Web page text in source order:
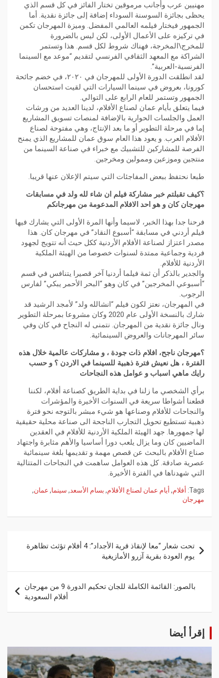
مهنيين عرب وأجانب مرموقين تختار الفائز في كل قسم الذي
يحظى بجائزة السوسنة السوداء إضافة إلى جائزة نقدية. أما
الجمهور فيختار فيلمه العالمي المفضل. وميزة المهرجان تكمن
في تركيزه على الأعمال الأولى، لكن ليس بالضرورة
للمخرج\المخرجة، فهناك شروط لكل قسم. هذا وتستمر
الشراكة مع المعهد الثقافي الفرنسي لتقديم “موعد مع السينما
الفرنسية-العربية”.
لقد انطلقت الدورة الأولى للمهرجان في ٢٠٢٠، في خضم جائحة
كورونا، بعروض في سينما السيارات التي لقيت استحسان
الجمهور وتستمر للعام الرابع على التوالي.
فيما يتعلق بأيام عمان لصناع الأفلام، لدينا العديد من ورشات
العمل والجلسات الحوارية بالإضافة لمنصات تسويق المشاريع
إما في مرحلة التطوير أو ما بعد الإنتاج، وهي مفتوحة لصناع
الأفلام العرب. و يعود هذا العام سوق عمان للمشاريع الذي يمنح
الفرصة للمشاركين للتشبيك مع خبراء في صناعة السينما من
منتجين وموزعين وممولين ومخرجين.
طبعا نحتفظ ببعض المفاجئات التي سيتم الإعلان عنها قريبا.
؟كيف تقبلتم خبر مشاركة فيلم ان شاء لله ولد في مسابقات
مهرجان كان و هو احد الافلام المدعومة من مهرجانكم
فرحنا جدا بهذا الخبر، لاسيما وأنها المرة الأولى التي يشارك فيها
فيلم أردني في مسابقة “أسبوع النقاد” في مهرجان كان. هذا
مصدر اعتزاز لصناعة الأفلام الأردنية ككل حيث أنه تتويج لجهود
فردية وجماعية ممتدة لسنوات خصوصا من الهيئة الملكية
الأردنية للأفلام.
والجدير بالذكر أن ثمة فيلما أردنيا آخر قصيرا يتنافس في قسم
“أسبوعي المخرجين” في كان وهو “البحر الأحمر يبكي” لفارس
الرجوب.
في المهرجان، نعتز لكون فيلم “انشالله ولد” لأمجد الرشيد قد
شارك بالنسخة الأولى عام 2020 وكان مشروعا بمرحلة التطوير
ونال جائزة نقدية من المهرجان. نتمنى له النجاح في كان وفي
سائر المهرجانات والعروض السينمائية.
؟مهرجان ناجح، افلام ذات جودة ، و مشاركات عالمية خلال هذه
الفترة ، هل نعيش فترة ذهبية للسينما في الاردن ؟ و حسب
رايك ماهي اسباب و عوامل هذه النجاحات
برأي الشخصي ما زلنا في بداية الطريق كصناعة أفلام، لكننا
قطعنا أشواطا سريعة في السنوات الأخيرة والمؤشرات
والنجاحات للأفلام وصناعها هو شيء مبشر بالتوجه نحو فترة
ذهبية تستطيع تحويل التجارب الناجحة الى صناعة محلية حقيقية
لها جمهورها. جهد الهيئة الملكية الأردنية للأفلام في العقدين
الماضيين كان وما يزال يلعب دورا أساسيا والأهم مثابرة واجتهاد
صناع الأفلام بالبحث عن قصص مهمة و تقديمها بلغة سينمائية
عصرية صادقة. كل هذه العوامل ساهمت في النجاحات المتتالية
التي شهدناها في الفترة الأخيرة.
Tags: أفلام, أيام عمان لصناع الأفلام, بسام الأسعد, سينما, عمان,
مهرجان
تحت شعار “معا لإنقاذ قرية الأجداد”: 4 أفلام تؤثث تظاهرة
يوم العودة بقرية آزرو الأمازيغية
بالصور: القائمة الكاملة للجان تحكيم الدورة 9 من مهرجان
أفلام السعودية
إقرأ أيضا